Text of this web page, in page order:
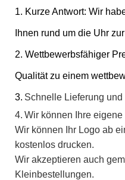
1. Kurze Antwort: Wir
Ihnen rund um die Uhr
2. Wettbewerbsfähiger
Qualität zu einem
3. Schnelle Lieferung und
4. Wir können Ihre
Wir können Ihr Logo ab
kostenlos drucken.
Wir akzeptieren auch
Kleinbestellungen.